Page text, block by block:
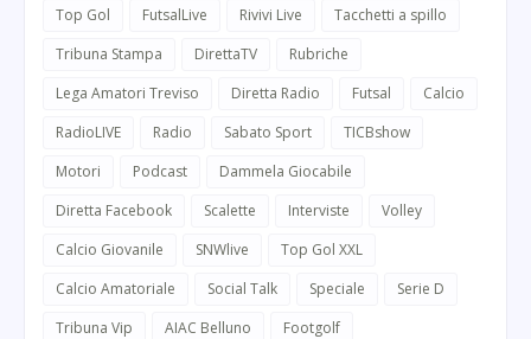
Top Gol FutsalLive Rivivi Live
Tacchetti a spillo
Tribuna Stampa
DirettaTV
Rubriche
Lega Amatori Treviso
Diretta Radio Futsal
Calcio
RadioLIVE
Radio Sabato Sport
TICBshow
Motori
Podcast
Dammela Giocabile
Diretta Facebook
Scalette Interviste
Volley
Calcio Giovanile
SNWlive
Top Gol XXL
Calcio Amatoriale
Social Talk Speciale
Serie D
Tribuna Vip
AIAC Belluno
Footgolf